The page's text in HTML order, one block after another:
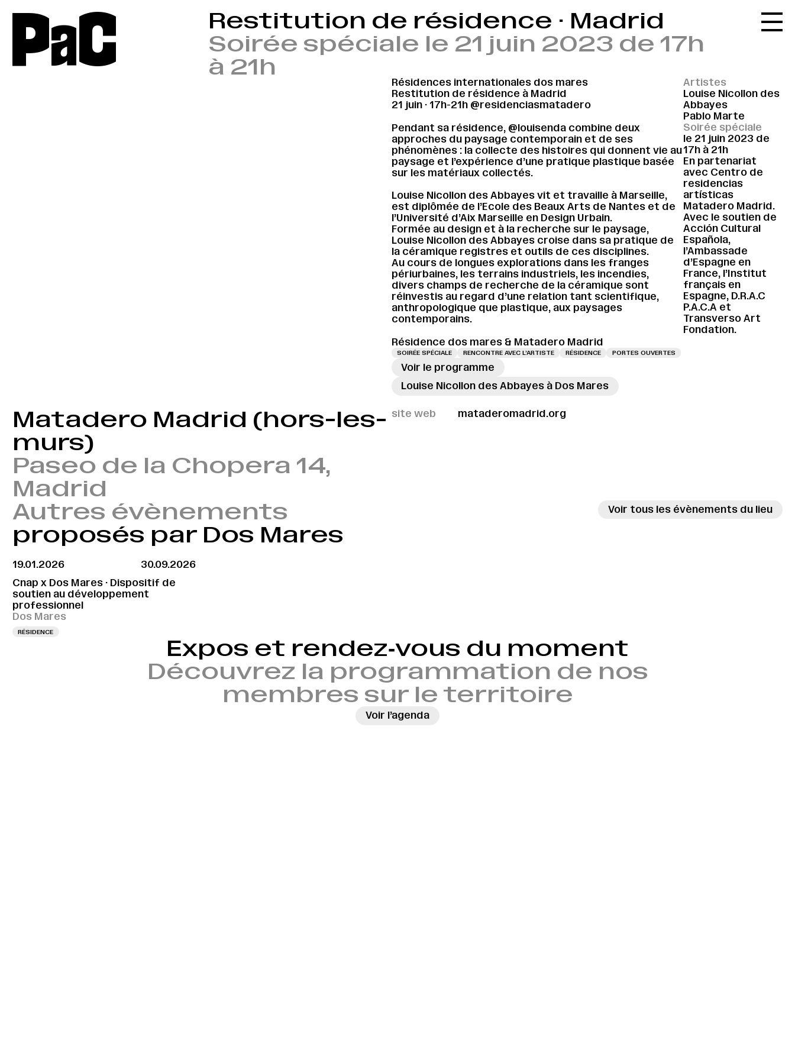
PaC
Accueil
Le réseau
La carte
Le festival
Le lieu
Les ressources
Le journal
Contact
Recherche
Restitution de résidence · Madrid
Soirée spéciale le 21 juin 2023 de 17h
à 21h
Résidences internationales dos mares
Restitution de résidence à Madrid
21 juin · 17h-21h @residenciasmatadero
Pendant sa résidence, @louisenda combine deux
approches du paysage contemporain et de ses
phénomènes : la collecte des histoires qui donnent vie au
paysage et l’expérience d’une pratique plastique basée
sur les matériaux collectés.
Louise Nicollon des Abbayes vit et travaille à Marseille,
est diplômée de l’Ecole des Beaux Arts de Nantes et de
l’Université d’Aix Marseille en Design Urbain.
Formée au design et à la recherche sur le paysage,
Louise Nicollon des Abbayes croise dans sa pratique de
la céramique registres et outils de ces disciplines.
Au cours de longues explorations dans les franges
périurbaines, les terrains industriels, les incendies,
divers champs de recherche de la céramique sont
réinvestis au regard d’une relation tant scientifique,
anthropologique que plastique, aux paysages
contemporains.
Résidence dos mares & Matadero Madrid
SOIRÉE SPÉCIALE RENCONTRE AVEC L’ARTISTE RÉSIDENCE PORTES OUVERTES
Voir le programme
Louise Nicollon des Abbayes à Dos Mares
Artistes
Louise Nicollon des
Abbayes
Pablo Marte
Soirée spéciale
le 21 juin 2023 de
17h à 21h
En partenariat
avec Centro de
residencias
artísticas
Matadero Madrid.
Avec le soutien de
Acción Cultural
Española,
l’Ambassade
d’Espagne en
France, l’Institut
français en
Espagne, D.R.A.C
P.A.C.A et
Transverso Art
Fondation.
Matadero Madrid (hors-les-
murs)
Paseo de la Chopera 14,
Madrid
site web mataderomadrid.org
Autres évènements
proposés par Dos Mares
Voir tous les évènements du lieu
19.01.2026
30.09.2026
Cnap x Dos Mares · Dispositif de
soutien au développement
professionnel
Dos Mares
RÉSIDENCE
Expos et rendez‑vous du moment
Découvrez la programmation de nos
membres sur le territoire
Voir l’agenda